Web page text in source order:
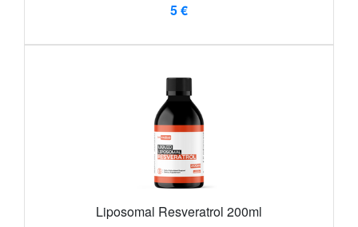
5 €
Liposomal Resveratrol 200ml